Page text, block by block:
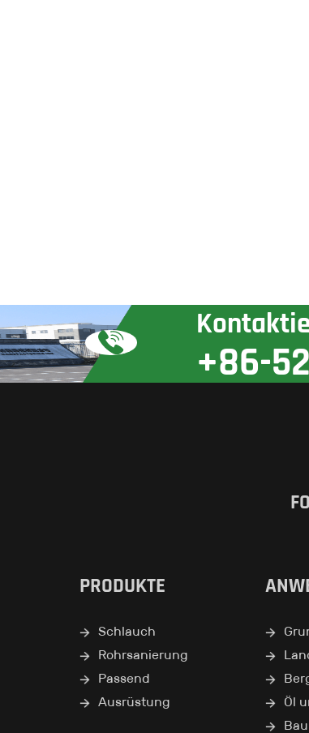
+86-
PRODUKTE
Schlauch
Rohrsanierung
Passend
Ausrüstung
Öl